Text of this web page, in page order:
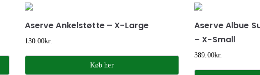
Aserve Ankelstøtte – X-Large
130.00kr.
Køb her
Aserve Albue
– X-Small
389.00kr.